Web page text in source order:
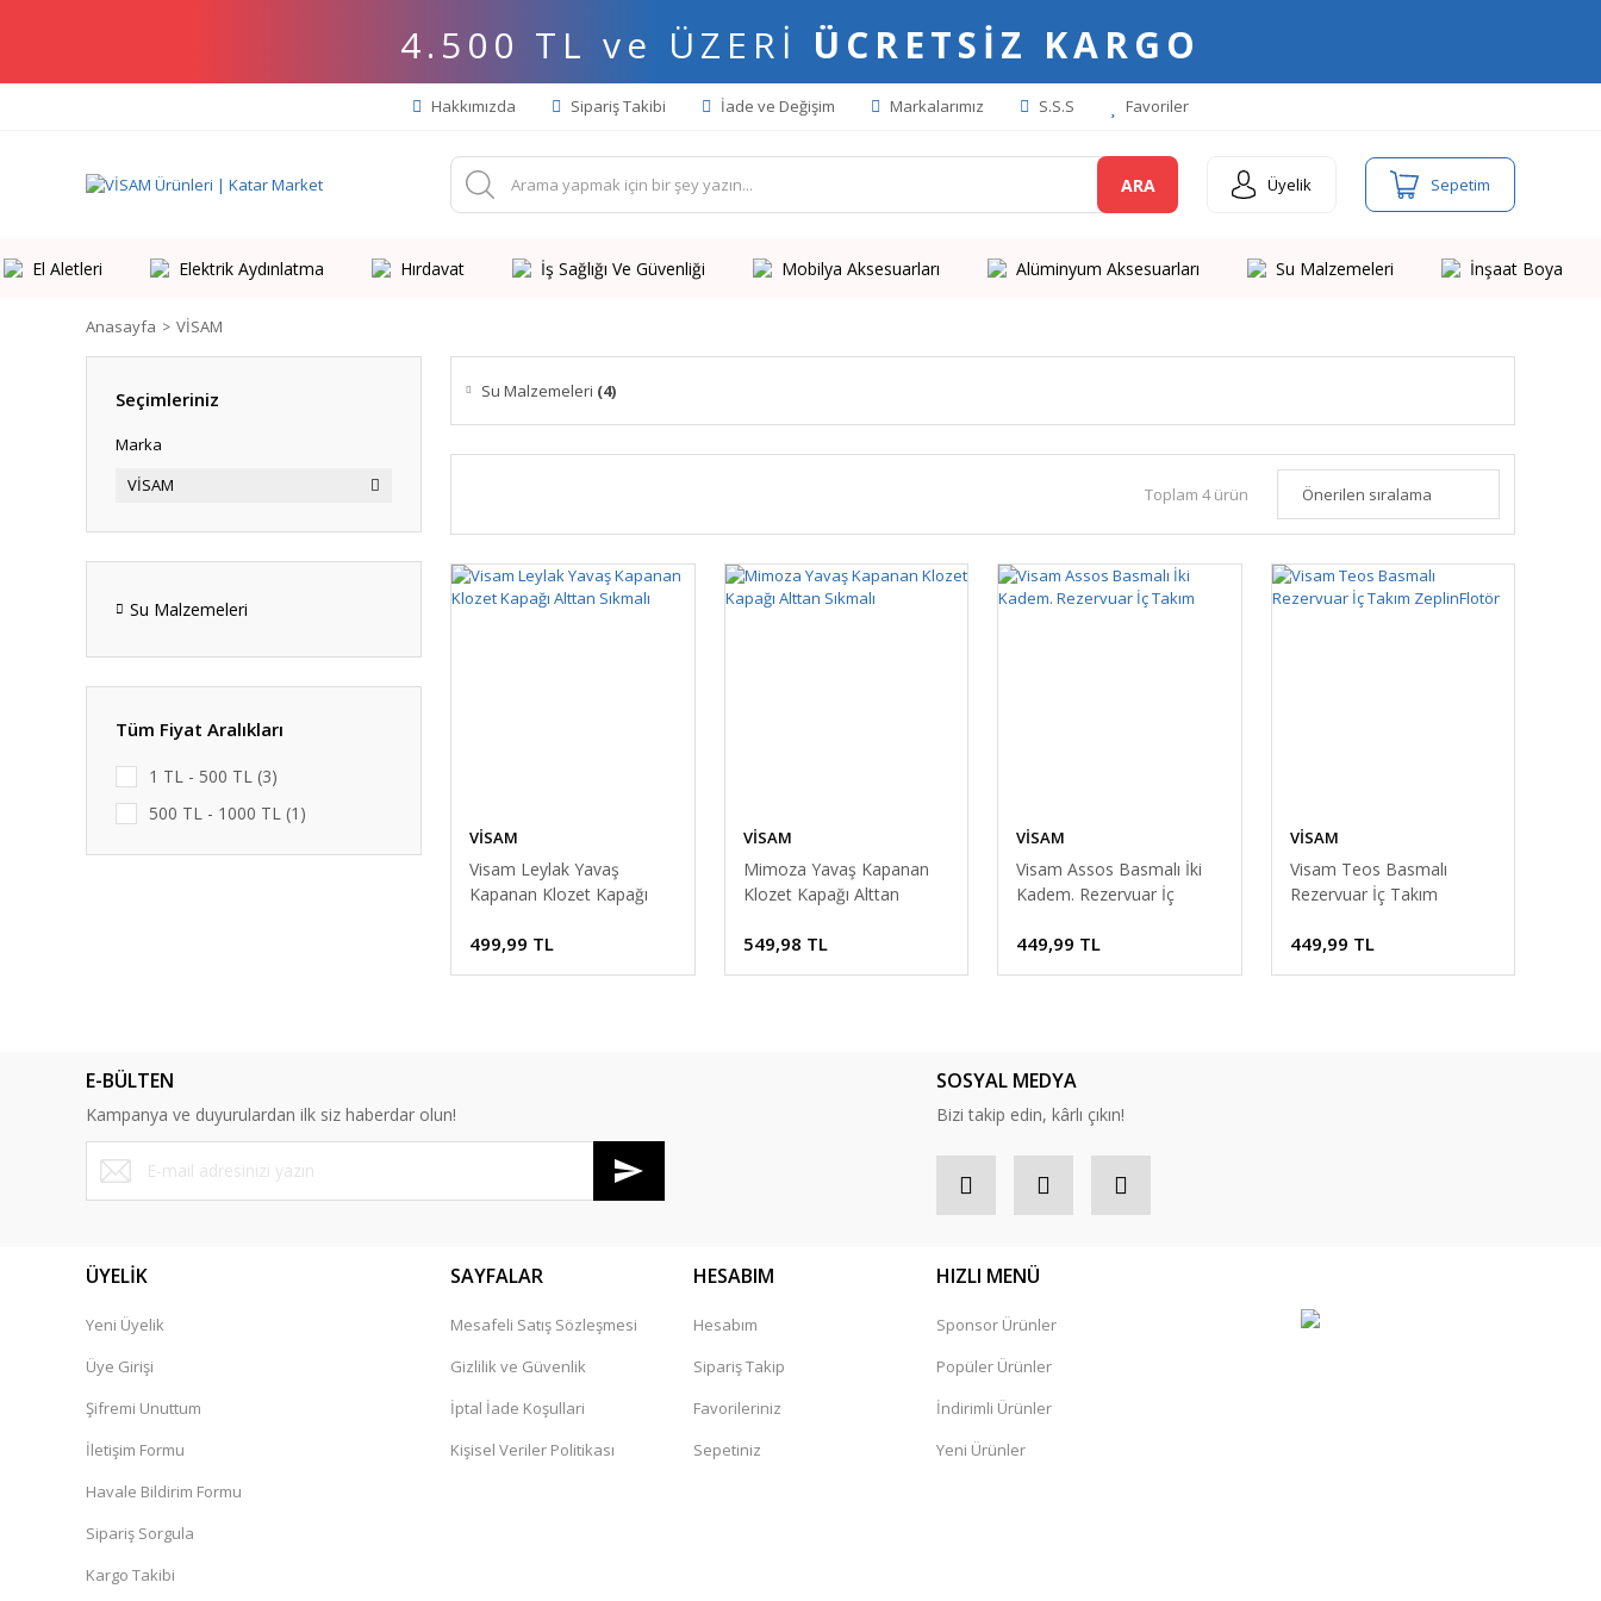
4.500 TL ve ÜZERİ ÜCRETSİZ KARGO
Hakkımızda Sipariş Takibi İade ve Değişim Markalarımız S.S.S Favoriler
ARA Üyelik Sepetim
El Aletleri Elektrik Aydınlatma Hırdavat İş Sağlığı Ve Güvenliği Mobilya Aksesuarları Alüminyum Aksesuarları Su Malzemeleri İnşaat Boya
Anasayfa VİSAM
Seçimleriniz
Marka
VİSAM
Su Malzemeleri
Tüm Fiyat Aralıkları
1 TL - 500 TL (3)
500 TL - 1000 TL (1)
Su Malzemeleri (4)
Toplam 4 ürün
VİSAM
Visam Leylak Yavaş
Kapanan Klozet Kapağı
499,99 TL
VİSAM
Mimoza Yavaş Kapanan
Klozet Kapağı Alttan
549,98 TL
VİSAM
Visam Assos Basmalı İki
Kadem. Rezervuar İç
449,99 TL
VİSAM
Visam Teos Basmalı
Rezervuar İç Takım
449,99 TL
E-BÜLTEN
Kampanya ve duyurulardan ilk siz haberdar olun!
SOSYAL MEDYA
Bizi takip edin, kârlı çıkın!
ÜYELİK
Yeni Üyelik
Üye Girişi
Şifremi Unuttum
İletişim Formu
Havale Bildirim Formu
Sipariş Sorgula
Kargo Takibi
SAYFALAR
Mesafeli Satış Sözleşmesi
Gizlilik ve Güvenlik
İptal İade Koşullari
Kişisel Veriler Politikası
HESABIM
Hesabım
Sipariş Takip
Favorileriniz
Sepetiniz
HIZLI MENÜ
Sponsor Ürünler
Popüler Ürünler
İndirimli Ürünler
Yeni Ürünler